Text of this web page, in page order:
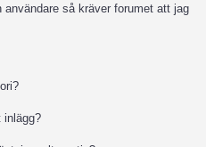
så kräver forumet att jag
inlägg?